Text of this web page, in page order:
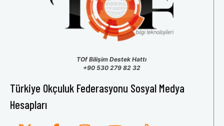
TOf Bilişim Destek Hattı
+90 530 279 82 32
Türkiye Okçuluk Federasyonu Sosyal Medya
Hesapları